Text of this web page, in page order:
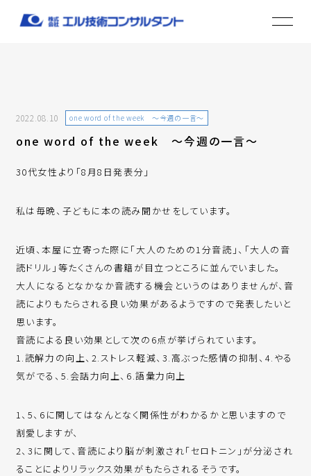
2022.08.10 one word of the week ～今週の一言～
one word of the week ～今週の一言～
30代女性より「8月8日発表分」
私は毎晩、子どもに本の読み聞かせをしています。
近頃、本屋に立寄った際に「大人のための1分音読」、「大人の音
読ドリル」等たくさんの書籍が目立つところに並んでいました。
大人になるとなかなか音読する機会というのはありませんが、音
読によりもたらされる良い効果があるようですので発表したいと
思います。
音読による良い効果として次の6点が挙げられています。
1.読解力の向上、2.ストレス軽減、3.高ぶった感情の抑制、4.やる
気がでる、5.会話力向上、6.語彙力向上
1、5、6に関してはなんとなく関係性がわかるかと思いますので
割愛しますが、
2、3に関して、音読により脳が刺激され「セロトニン」が分泌され
ることによりリラックス効果がもたらされるそうです。